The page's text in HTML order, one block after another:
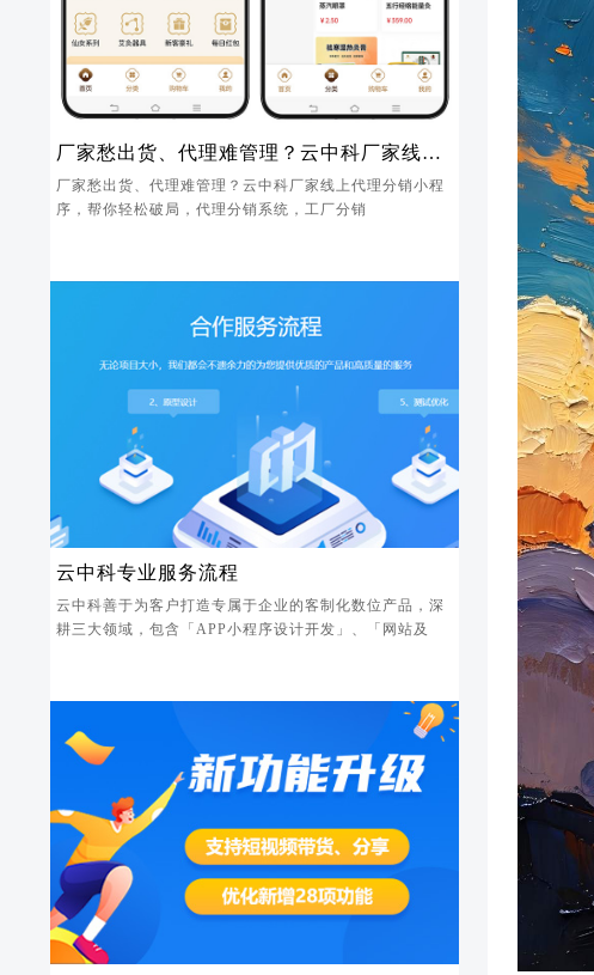
厂家愁出货、代理难管理？云中科厂家线上
代理分销小程序，帮你轻松破局
厂家愁出货、代理难管理？云中科厂家线上代理分销小程
序，帮你轻松破局，代理分销系统，工厂分销
云中科专业服务流程
云中科善于为客户打造专属于企业的客制化数位产品，深
耕三大领域，包含「APP小程序设计开发」、「网站及